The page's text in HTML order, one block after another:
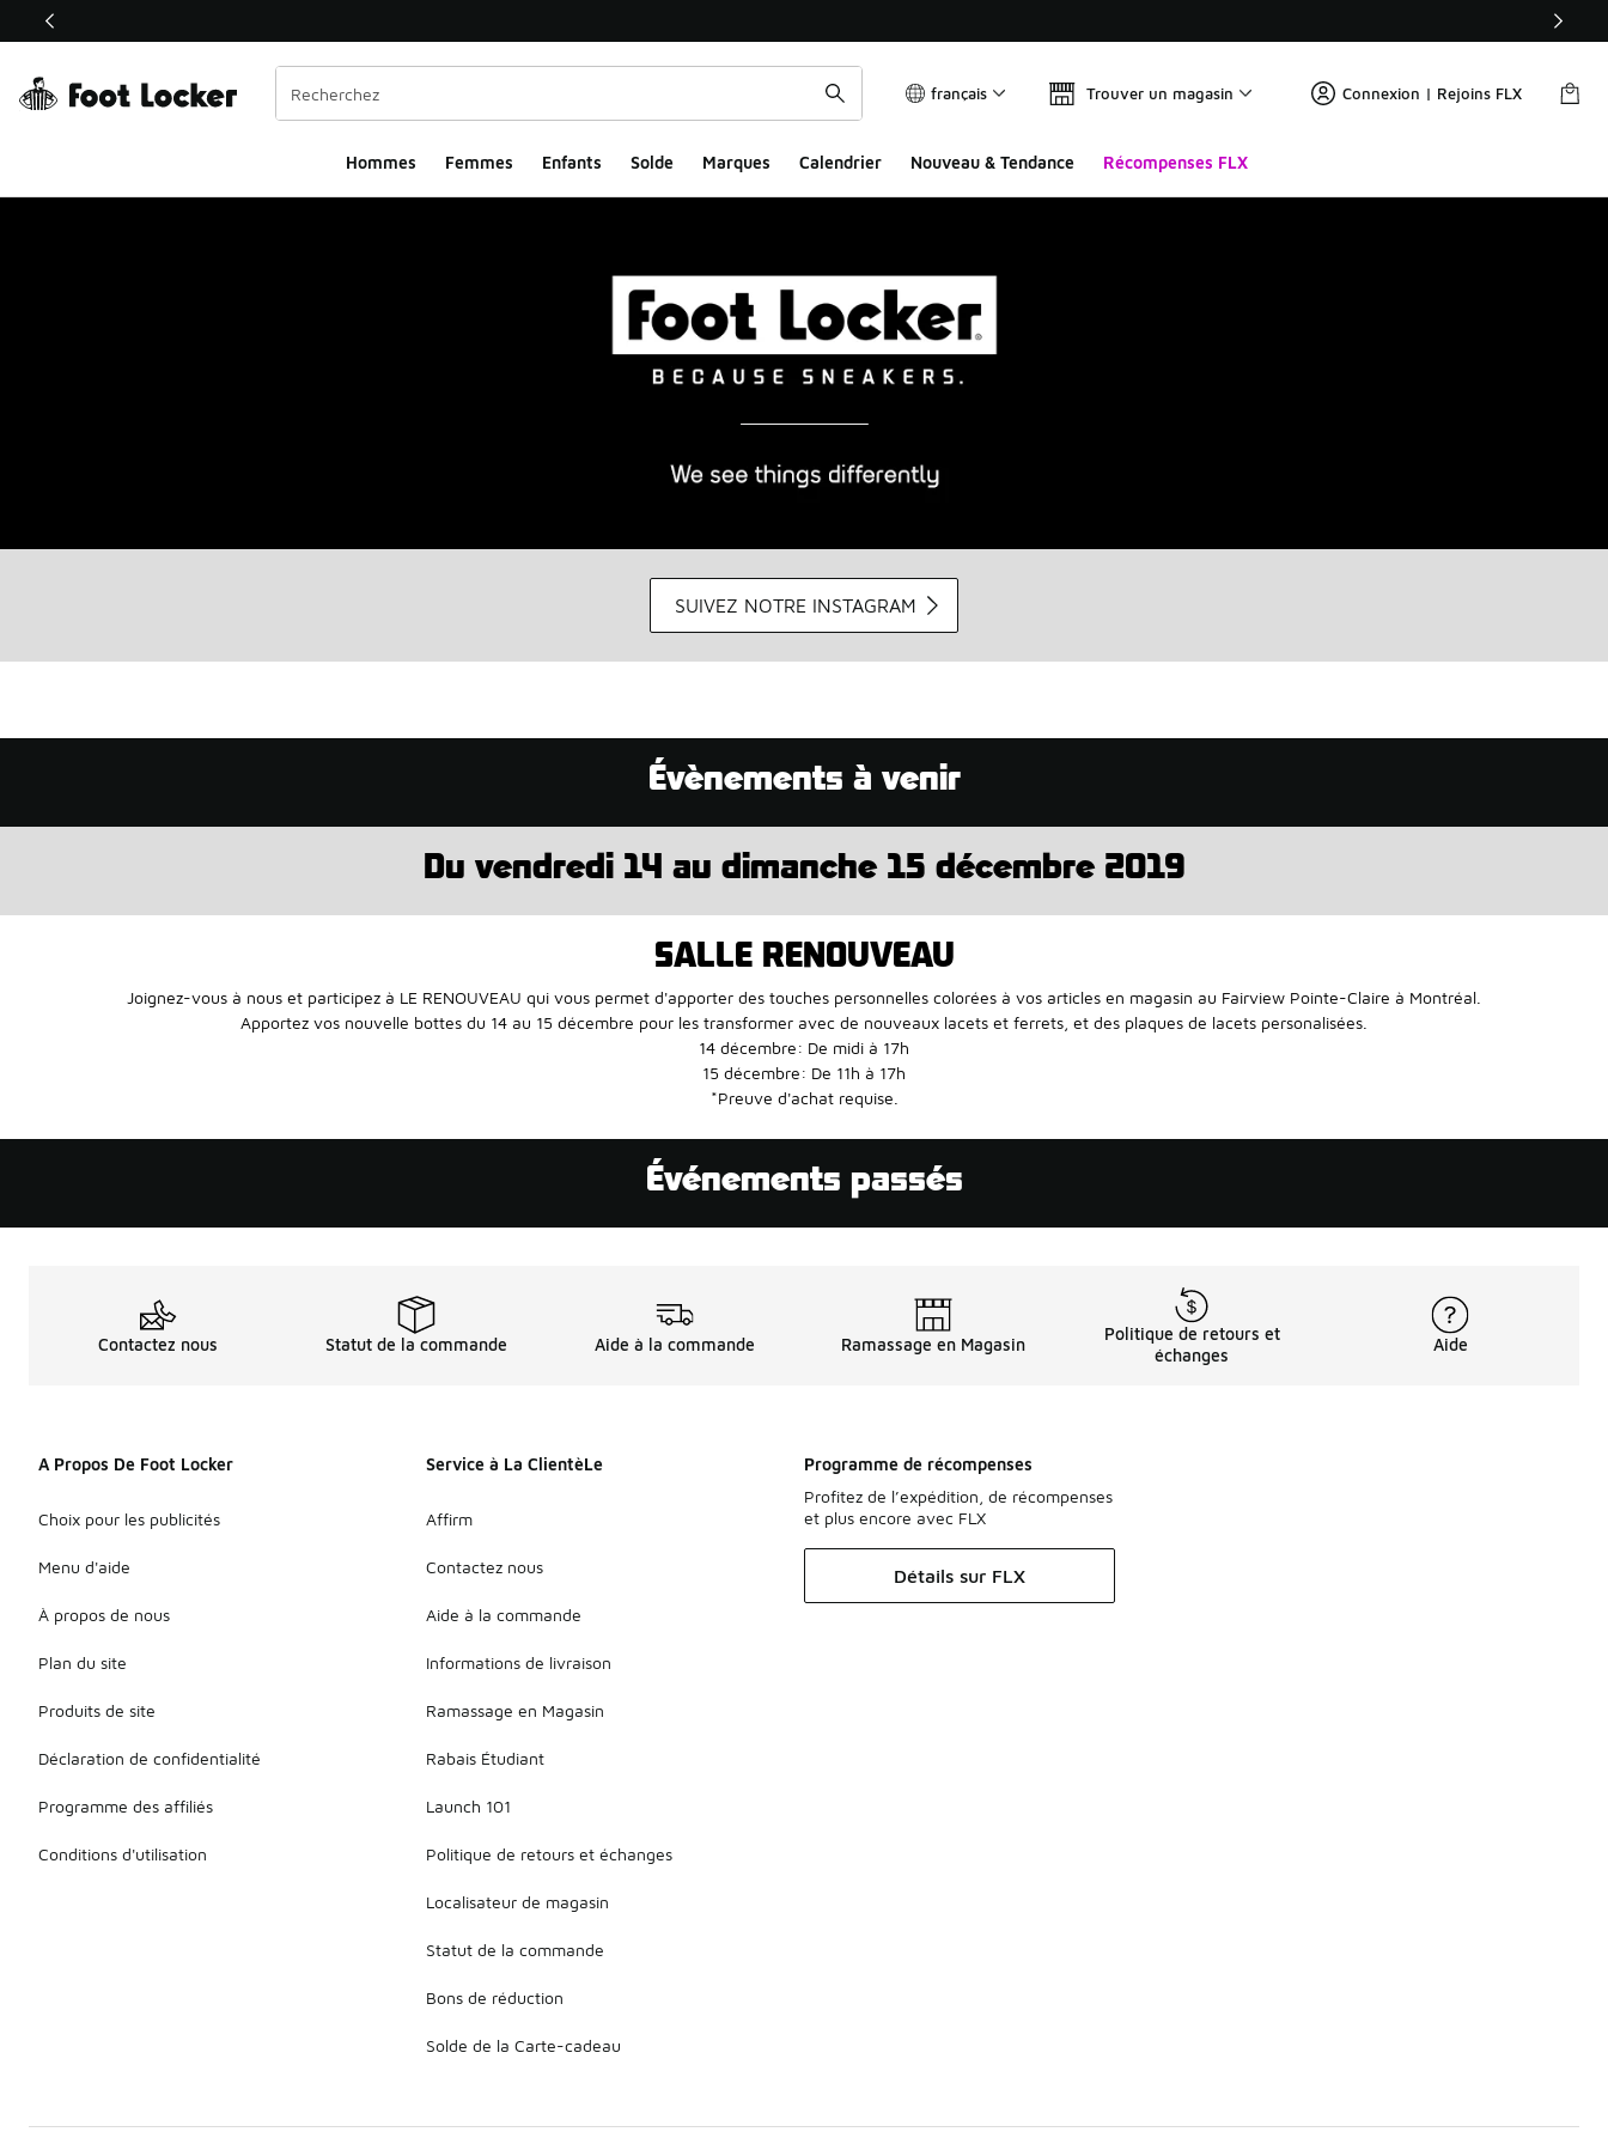
Ce lien s’ouvrira dans une nouvelle fenêtre
français Trouver un magasin Connexion | Rejoins FLX
Hommes Femmes Enfants Solde Marques Calendrier Nouveau & Tendance Récompenses FLX
Événements | Foot Locker
SUIVEZ NOTRE INSTAGRAM
Évènements à venir
Du vendredi 14 au dimanche 15 décembre 2019
SALLE RENOUVEAU
Joignez-vous à nous et participez à LE RENOUVEAU qui vous permet d'apporter des touches personnelles colorées à vos articles en magasin au Fairview Pointe-Claire à Montréal.
Apportez vos nouvelle bottes du 14 au 15 décembre pour les transformer avec de nouveaux lacets et ferrets, et des plaques de lacets personalisées.
14 décembre: De midi à 17h
15 décembre: De 11h à 17h
*Preuve d'achat requise.
Événements passés
Contactez nous Statut de la commande Aide à la commande Ramassage en Magasin
Politique de retours et
échanges
Aide
A Propos De Foot Locker
Choix pour les publicités
Menu d'aide
À propos de nous
Plan du site
Produits de site
Déclaration de confidentialité
Programme des affiliés
Conditions d'utilisation
Service à La ClientèLe
Affirm
Contactez nous
Aide à la commande
Informations de livraison
Ramassage en Magasin
Rabais Étudiant
Launch 101
Politique de retours et échanges
Localisateur de magasin
Statut de la commande
Bons de réduction
Solde de la Carte-cadeau
Programme de récompenses
Profitez de l’expédition, de récompenses
et plus encore avec FLX
Détails sur FLX